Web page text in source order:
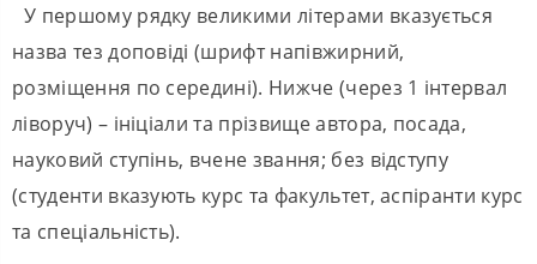
У першому рядку великими літерами вказується
назва тез доповіді (шрифт напівжирний,
розміщення по середині). Нижче (через 1 інтервал
ліворуч) – ініціали та прізвище автора, посада,
науковий ступінь, вчене звання; без відступу
(студенти вказують курс та факультет, аспіранти курс
та спеціальність).